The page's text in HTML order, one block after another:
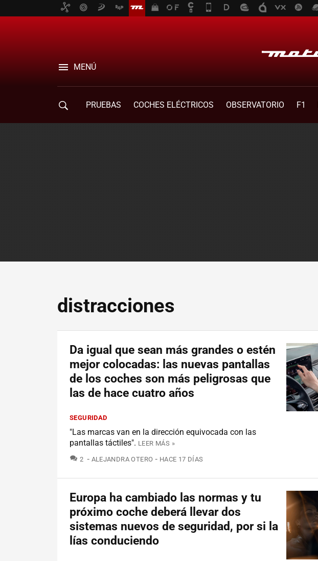
MENÚ
PRUEBAS COCHES ELÉCTRICOS OBSERVATORIO F1
distracciones
Da igual que sean más grandes o estén
mejor colocadas: las nuevas pantallas
de los coches son más peligrosas que
las de hace cuatro años
SEGURIDAD
"Las marcas van en la dirección equivocada con las
pantallas táctiles". LEER MÁS »
2 COMENTARIOS
ALEJANDRA OTERO HACE 17 DÍAS
Europa ha cambiado las normas y tu
próximo coche deberá llevar dos
sistemas nuevos de seguridad, por si la
lías conduciendo